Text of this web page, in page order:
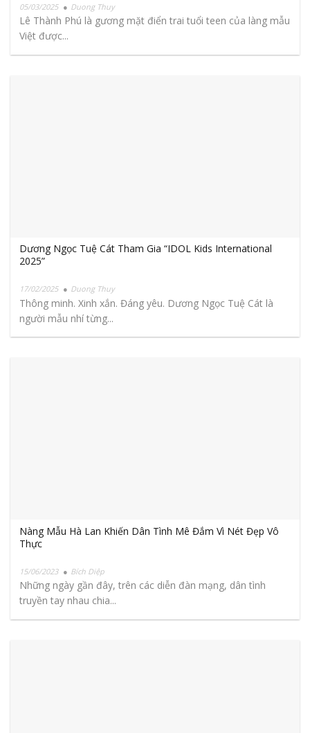
05/03/2025 Duong Thuy
Lê Thành Phú là gương mặt điển trai tuổi teen của làng mẫu
Việt được...
Dương Ngọc Tuệ Cát Tham Gia “IDOL Kids International
2025”
17/02/2025 Duong Thuy
Thông minh. Xinh xắn. Đáng yêu. Dương Ngọc Tuệ Cát là
người mẫu nhí từng...
Nàng Mẫu Hà Lan Khiến Dân Tình Mê Đắm Vì Nét Đẹp Vô
Thực
15/06/2023 Bích Diệp
Những ngày gần đây, trên các diễn đàn mạng, dân tình
truyền tay nhau chia...